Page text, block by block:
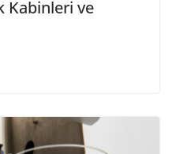
Kabinleri ve